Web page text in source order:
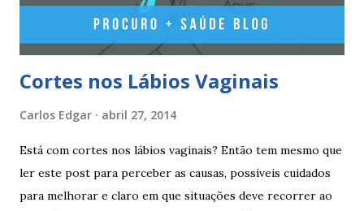
esperar pelo primeiro dia da menstruação e iniciar a pilula
Cortes nos Lábios Vaginais
Carlos Edgar abril 27, 2014
Está com cortes nos lábios vaginais? Então tem mesmo que
ler este post para perceber as causas, possíveis cuidados
para melhorar e claro em que situações deve recorrer ao